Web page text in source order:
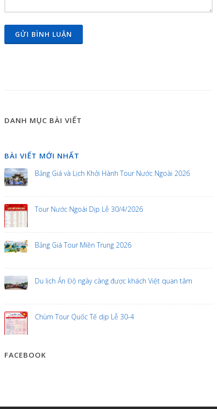
GỬI BÌNH LUẬN
DANH MỤC BÀI VIẾT
BÀI VIẾT MỚI NHẤT
Bảng Giá và Lịch Khởi Hành Tour Nước Ngoài 2026
Tour Nước Ngoài Dịp Lễ 30/4/2026
Bảng Giá Tour Miền Trung 2026
Du lịch Ấn Độ ngày càng được khách Việt quan tâm
Chùm Tour Quốc Tế dịp Lễ 30-4
FACEBOOK